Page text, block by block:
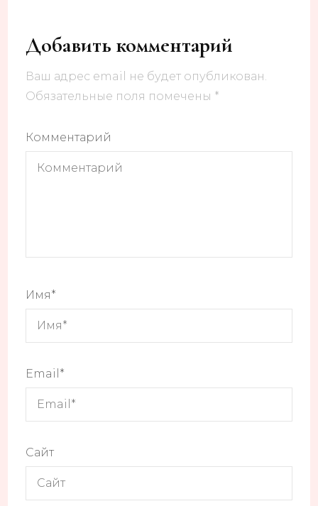
Добавить комментарий
Ваш адрес email не будет опубликован.
Обязательные поля помечены *
Комментарий
Имя*
Email *
Сайт